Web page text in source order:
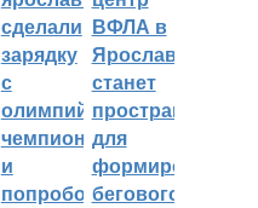
сделали
зарядку
с
олимпийским
чемпионом
и
попробовали
ВФЛА в
Ярославле
станет
пространством
для
формирования
бегового